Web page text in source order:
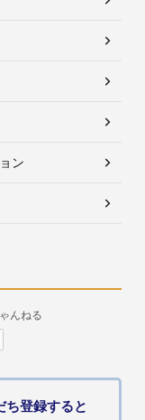
ン
ち登録すると